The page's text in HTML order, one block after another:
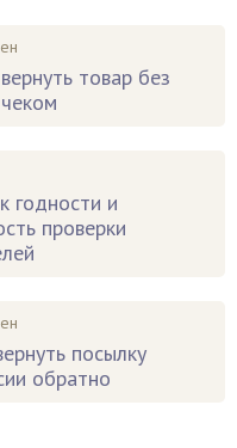
товар без
годности и
проверки
посылку
обратно